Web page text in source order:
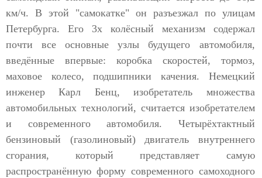
км/ч. В этой "самокатке" он разъезжал по улицам
Петербурга. Его 3х колёсный механизм содержал
почти все основные узлы будущего автомобиля,
введённые впервые: коробка скоростей, тормоз,
маховое колесо, подшипники качения. Немецкий
инженер Карл Бенц, изобретатель множества
автомобильных технологий, считается изобретателем
и современного автомобиля. Четырёхтактный
бензиновый (газолиновый) двигатель внутреннего
сгорания, который представляет самую
распространённую форму современного самоходного